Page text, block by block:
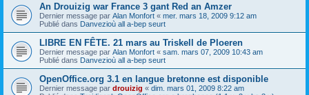
An Drouizig war France 3 gant Red an Amzer
Dernier message par Alan Monfort « mer. mars 18, 2009 9:12 am
Publié dans Danvezioù all a-bep seurt
LIBRE EN FÊTE. 21 mars au Triskell de Ploeren
Dernier message par Alan Monfort « sam. mars 07, 2009 10:43 am
Publié dans Danvezioù all a-bep seurt
OpenOffice.org 3.1 en langue bretonne est disponible
Dernier message par drouizig « dim. mars 01, 2009 8:22 am